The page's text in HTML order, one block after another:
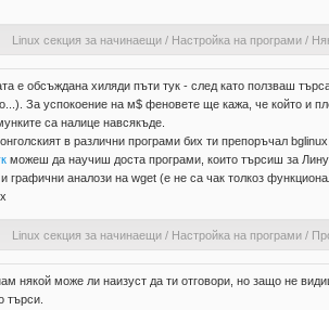
Linux секция за начинаещи/ Настройка на програми/
е обсъждана хиляди пъти тук - след като ползваш
За успокоение на м$ феновете ще кажа, че който и
са налице навсякъде.
в различни програми бих ти препоръчал
можеш да научиш доста програми, които търсиш за
графични аналози на wget (е не са чак толкоз
Linux секция за начинаещи/ Настройка на програми/
някой може ли наизуст да ти отговори, но защо не
търси.